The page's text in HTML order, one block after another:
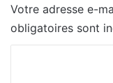
Votre adresse e-
obligatoires sont